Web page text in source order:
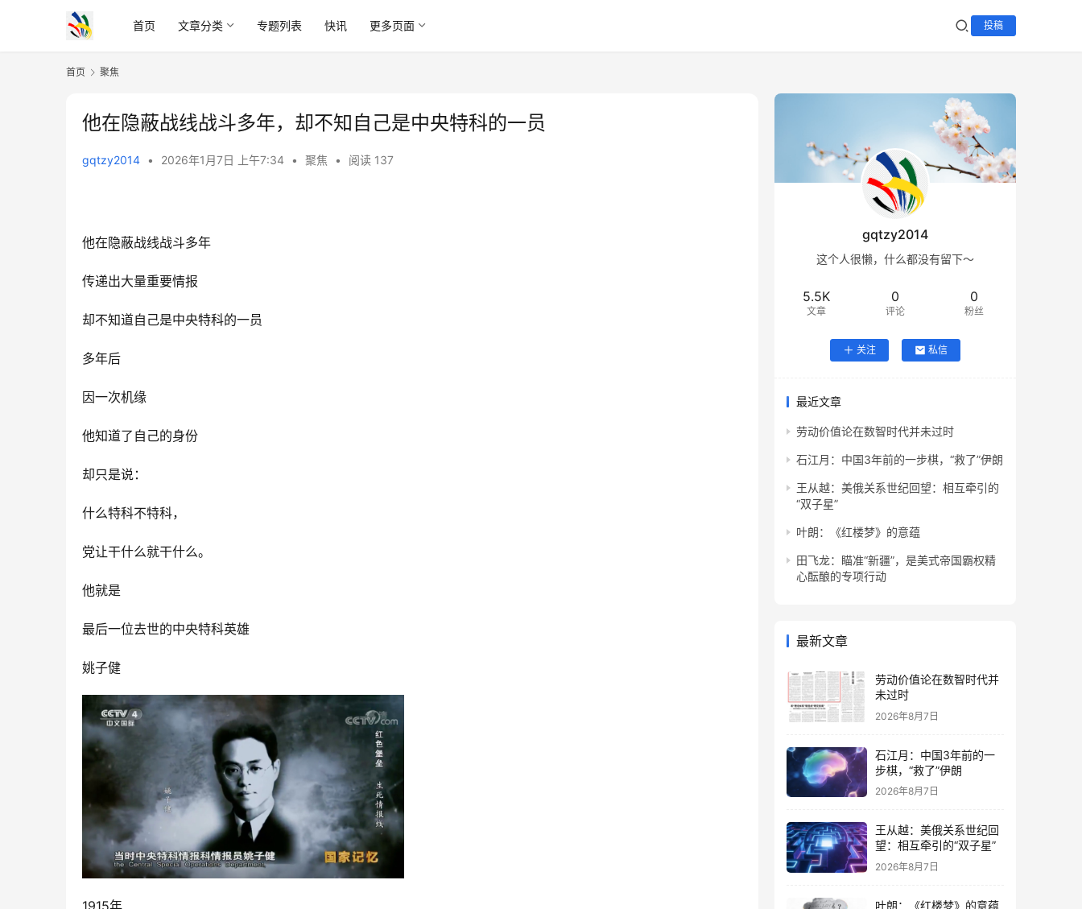
首页 文章分类 专题列表 快讯 更多页面 投稿
首页 聚焦
他在隐蔽战线战斗多年，却不知自己是中央特科的一员
gqtzy2014 • 2026年1月7日 上午7:34 • 聚焦 • 阅读 137
他在隐蔽战线战斗多年
传递出大量重要情报
却不知道自己是中央特科的一员
多年后
因一次机缘
他知道了自己的身份
却只是说：
什么特科不特科，
党让干什么就干什么。
他就是
最后一位去世的中央特科英雄
姚子健
gqtzy2014
这个人很懒，什么都没有留下～
5.5K
文章
0
评论
0
粉丝
关注 私信
最近文章
劳动价值论在数智时代并未过时
石江月：中国3年前的一步棋，“救了”伊朗
王从越：美俄关系世纪回望：相互牵引的
“双子星”
叶朗：《红楼梦》的意蕴
田飞龙：瞄准“新疆”，是美式帝国霸权精
心酝酿的专项行动
最新文章
劳动价值论在数智时代并
未过时
2026年8月7日
石江月：中国3年前的一
步棋，“救了”伊朗
2026年8月7日
王从越：美俄关系世纪回
望：相互牵引的“双子星”
2026年8月7日
叶朗：《红楼梦》的意蕴